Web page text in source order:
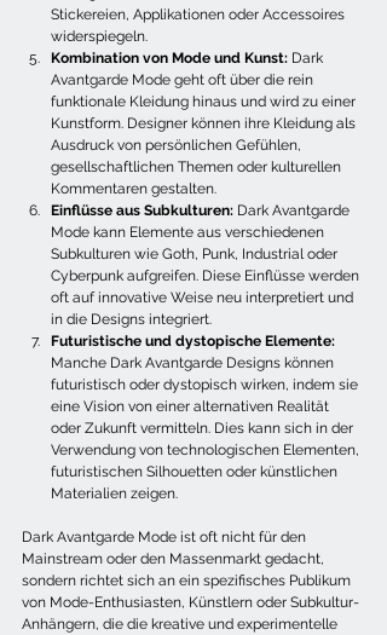
Stickereien, Applikationen oder Accessoires
widerspiegeln.
Kombination von Mode und Kunst: Dark
Avantgarde Mode geht oft über die rein
funktionale Kleidung hinaus und wird zu einer
Kunstform. Designer können ihre Kleidung als
Ausdruck von persönlichen Gefühlen,
gesellschaftlichen Themen oder kulturellen
Kommentaren gestalten.
Einflüsse aus Subkulturen: Dark Avantgarde
Mode kann Elemente aus verschiedenen
Subkulturen wie Goth, Punk, Industrial oder
Cyberpunk aufgreifen. Diese Einflüsse werden
oft auf innovative Weise neu interpretiert und
in die Designs integriert.
Futuristische und dystopische Elemente:
Manche Dark Avantgarde Designs können
futuristisch oder dystopisch wirken, indem sie
eine Vision von einer alternativen Realität
oder Zukunft vermitteln. Dies kann sich in der
Verwendung von technologischen Elementen,
futuristischen Silhouetten oder künstlichen
Materialien zeigen.
Dark Avantgarde Mode ist oft nicht für den
Mainstream oder den Massenmarkt gedacht,
sondern richtet sich an ein spezifisches Publikum
von Mode-Enthusiasten, Künstlern oder Subkultur-
Anhängern, die die kreative und experimentelle